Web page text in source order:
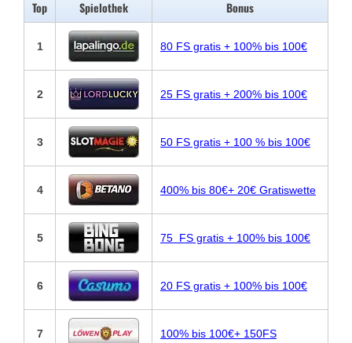
Top Spielothek Bonus
1 80 FS gratis + 100% bis 100€
2 25 FS gratis + 200% bis 100€
3 50 FS gratis + 100 % bis 100€
4 400% bis 80€+ 20€ Gratiswette
5 75 FS gratis + 100% bis 100€
6 20 FS gratis + 100% bis 100€
7 100% bis 100€+ 150FS